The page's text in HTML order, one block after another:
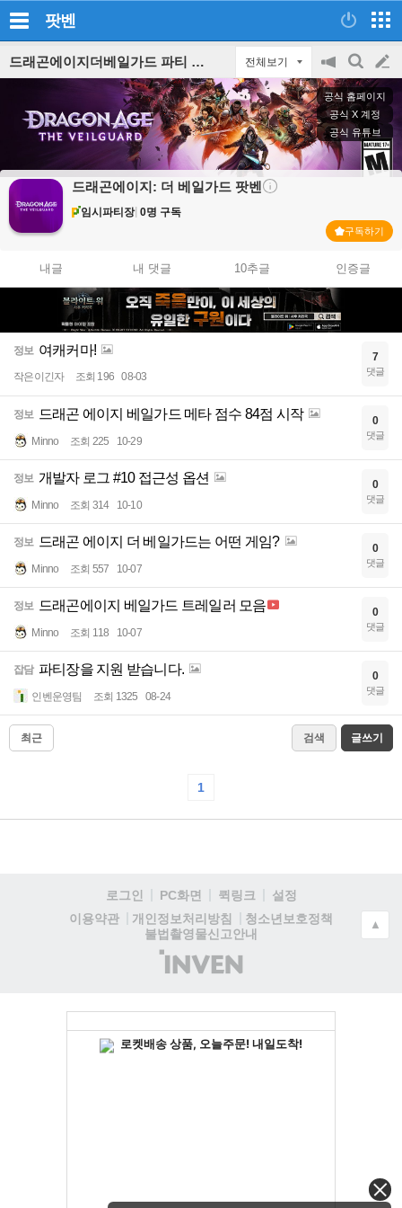
팟벤
드래곤에이지더베일가드 파티 인벤 전체보기
공
지
on/off
검
색
글
쓰
기
공식 홈페이지
공식 X 계정
공식 유튜브
드래곤에이지: 더 베일가드 팟벤
임시파티장 0명 구독
구독하기
내글 내 댓글 10추글 인증글
정보 여캐커마!
작은이긴자 조회 196 08-03
7
댓글
정보 드래곤 에이지 베일가드 메타 점수 84점 시작
Minno 조회 225 10-29
0
댓글
정보 개발자 로그 #10 접근성 옵션
Minno 조회 314 10-10
0
댓글
정보 드래곤 에이지 더 베일가드는 어떤 게임?
Minno 조회 557 10-07
0
댓글
정보 드래곤에이지 베일가드 트레일러 모음
Minno 조회 118 10-07
0
댓글
잡담 파티장을 지원 받습니다.
인벤운영팀 조회 1325 08-24
0
댓글
최근 검색 글쓰기
1
로그인 PC화면 퀵링크
설정
이용약관
개인정보처리방침
청소년보호정책
불법촬영물신고안내
(주)
인
▲